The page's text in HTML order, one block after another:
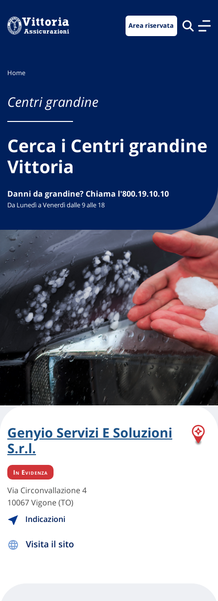
menu
contenuto
footer
Area riservata
Home
Centri grandine
Cerca i Centri grandine
Vittoria
Danni da grandine? Chiama l'800.19.10.10
Da Lunedì a Venerdì dalle 9 alle 18
Genyio Servizi E Soluzioni
S.r.l.
In Evidenza
Via Circonvallazione 4
10067 Vigone (TO)
Indicazioni
Visita il sito